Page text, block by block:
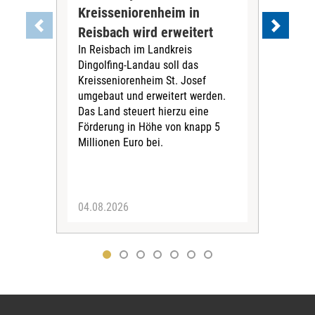
Kreisseniorenheim in
Reisbach wird erweitert
In Reisbach im Landkreis
Dingolfing-Landau soll das
Kreisseniorenheim St. Josef
umgebaut und erweitert werden.
Das Land steuert hierzu eine
Förderung in Höhe von knapp 5
Millionen Euro bei.
04.08.2026